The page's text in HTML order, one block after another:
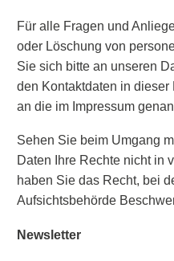
Für alle Fragen und
oder Löschung von
Sie sich bitte an unseren
den Kontaktdaten in
an die im Impressum
Sehen Sie beim Umgang
Daten Ihre Rechte nicht in
haben Sie das Recht, bei
Aufsichtsbehörde
Newsletter